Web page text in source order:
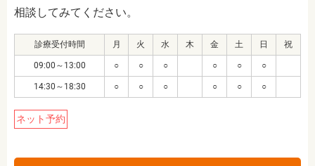
相談してみてください。
診療受付時間 月 火 水 木 金 土 日 祝
09:00～13:00 ○ ○ ○ ○ ○ ○
14:30～18:30 ○ ○ ○ ○ ○ ○
ネット予約